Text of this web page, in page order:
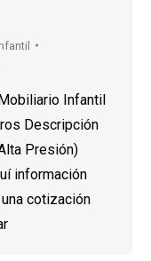
Infantil
Descripción
Presión)
información
cotización